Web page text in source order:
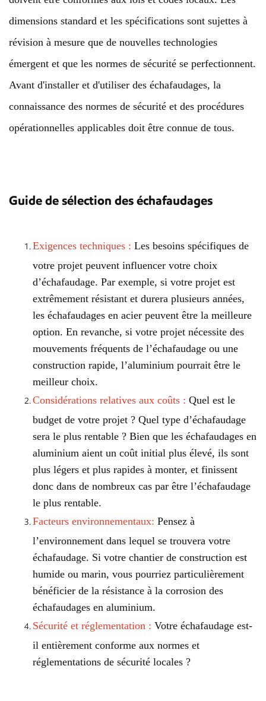
dimensions standard et les spécifications sont sujettes à
révision à mesure que de nouvelles technologies
émergent et que les normes de sécurité se perfectionnent.
Avant d'installer et d'utiliser des échafaudages, la
connaissance des normes de sécurité et des procédures
opérationnelles applicables doit être connue de tous.
Guide de sélection des échafaudages
Exigences techniques : Les besoins spécifiques de
votre projet peuvent influencer votre choix
d’échafaudage. Par exemple, si votre projet est
extrêmement résistant et durera plusieurs années,
les échafaudages en acier peuvent être la meilleure
option. En revanche, si votre projet nécessite des
mouvements fréquents de l’échafaudage ou une
construction rapide, l’aluminium pourrait être le
meilleur choix.
Considérations relatives aux coûts : Quel est le
budget de votre projet ? Quel type d’échafaudage
sera le plus rentable ? Bien que les échafaudages en
aluminium aient un coût initial plus élevé, ils sont
plus légers et plus rapides à monter, et finissent
donc dans de nombreux cas par être l’échafaudage
le plus rentable.
Facteurs environnementaux: Pensez à
l’environnement dans lequel se trouvera votre
échafaudage. Si votre chantier de construction est
humide ou marin, vous pourriez particulièrement
bénéficier de la résistance à la corrosion des
échafaudages en aluminium.
Sécurité et réglementation : Votre échafaudage est-
il entièrement conforme aux normes et
réglementations de sécurité locales ?